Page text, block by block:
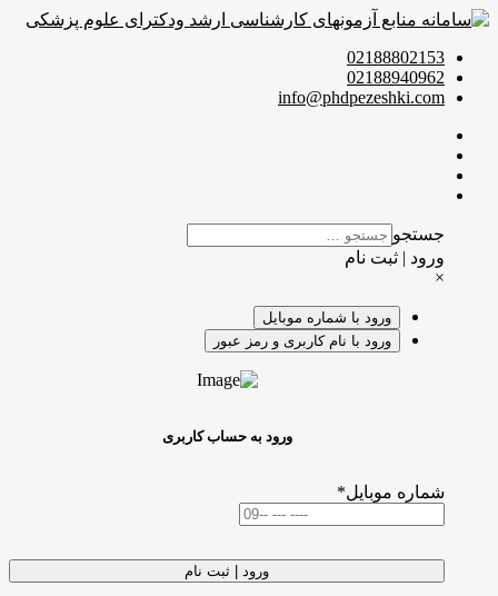
02188802153
02188940962
info@phdpezeshki.com
جستجو
ورود | ثبت نام
×
ورود با شماره موبایل
ورود با نام کاربری و رمز عبور
ورود به حساب کاربری
شماره موبایل*
ورود | ثبت نام